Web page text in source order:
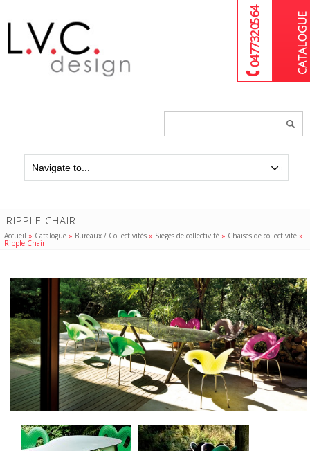
04 77 32 05 64
RIPPLE CHAIR
Accueil » Catalogue » Bureaux / Collectivités » Sièges de collectivité » Chaises de collectivité »
Ripple Chair